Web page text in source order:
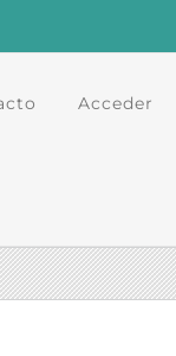
Acceder